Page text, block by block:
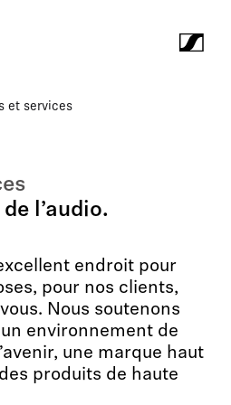
et services
l’audio.
endroit pour
pour nos clients,
Nous soutenons
environnement de
une marque haut
produits de haute